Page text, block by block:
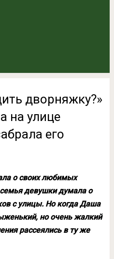
дворняжку?»
на улице
его
о своих любимых
девушки думала о
с улицы. Но когда Даша
но очень жалкий
рассеялись в ту же